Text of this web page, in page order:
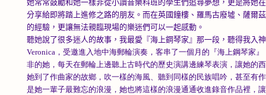
她常常鼓勵和她一樣非從小讀音樂科班的學生們追尋夢想，更是將她
分享給即將踏上進修之路的朋友。 而在英國鐘樓、羅馬古廢墟、薩爾
的經驗，更讓無法親臨現場的樂迷們可以一起感動。
聽她說了很多迷人的故事，我最愛『海上鋼琴家』那一段，聽得我入
Veronica，受邀進入地中海郵輪演奏，客串了一個月的『海上鋼琴家
非的她，每天在郵輪上邊聽上古時代的歷史演講邊練琴表演，讓她的
她到了作曲家的故鄉，吹一樣的海風、聽到同樣的民族唱吟，甚至有
是她一輩子最難忘的浪漫，她也將這樣的浪漫通通收進錄音作品裡，